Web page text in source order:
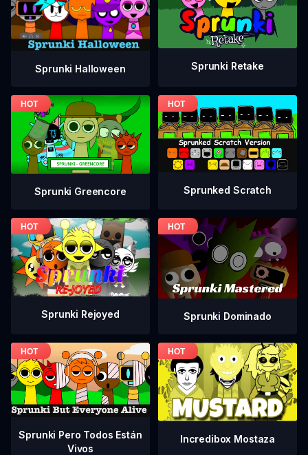
Sprunki Halloween Sprunki Retake
Sprunki Greencore Sprunked Scratch
Sprunki Rejoyed Sprunki Dominado
Sprunki Pero Todos Están
Vivos
Incredibox Mostaza